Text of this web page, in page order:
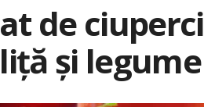
de ciuperci
și legume